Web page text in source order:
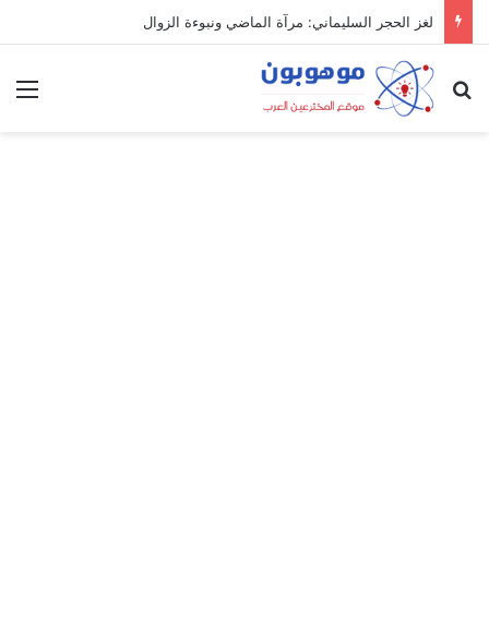
لغز الحجر السليماني: مرآة الماضي ونبوءة الزوال
بحث عن